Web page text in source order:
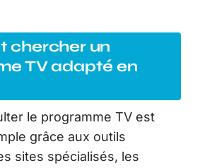
chercher un
TV adapté en
le programme TV est
grâce aux outils
sites spécialisés, les